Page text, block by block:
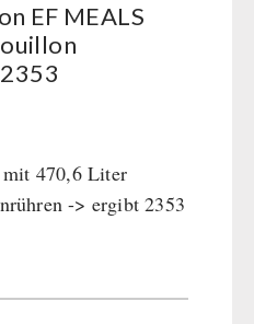
EF MEALS
470,6 Liter
-> ergibt 2353